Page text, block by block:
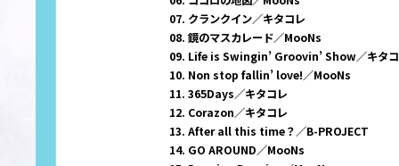
07. クランクイン／キタコレ
08. 鏡のマスカレード／MooNs
09. Life is Swingin’ Groovin’ Show／キタ
10. Non stop fallin’ love!／MooNs
11. 365Days／キタコレ
12. Corazon／キタコレ
13. After all this time？／B-PROJECT
14. GO AROUND／MooNs